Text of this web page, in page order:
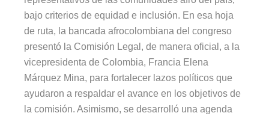
bajo criterios de equidad e inclusión. En esa hoja
de ruta, la bancada afrocolombiana del congreso
presentó la Comisión Legal, de manera oficial, a la
vicepresidenta de Colombia, Francia Elena
Márquez Mina, para fortalecer lazos políticos que
ayudaron a respaldar el avance en los objetivos de
la comisión. Asimismo, se desarrolló una agenda